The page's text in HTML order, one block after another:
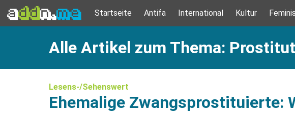
Startseite Antifa International Kultur
Alle Artikel zum Thema:
Lesens-/Sehenswert
Ehemalige Zwangsprostituierte: